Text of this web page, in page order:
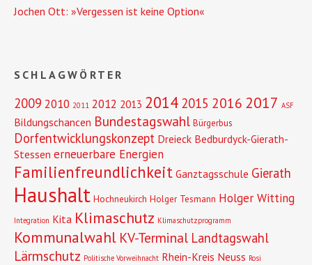
Jochen Ott: »Vergessen ist keine Option«
SCHLAGWÖRTER
2009 2010 2011 2012 2013 2014 2015 2016 2017 ASF
Bildungschancen Bundestagswahl Bürgerbus
Dorfentwicklungskonzept Dreieck Bedburdyck-Gierath-
Stessen erneuerbare Energien
Familienfreundlichkeit Ganztagsschule Gierath
Haushalt Hochneukirch Holger Tesmann Holger Witting
Integration Kita Klimaschutz Klimaschutzprogramm
Kommunalwahl KV-Terminal Landtagswahl
Lärmschutz Politische Vorweihnacht Rhein-Kreis Neuss Rosi